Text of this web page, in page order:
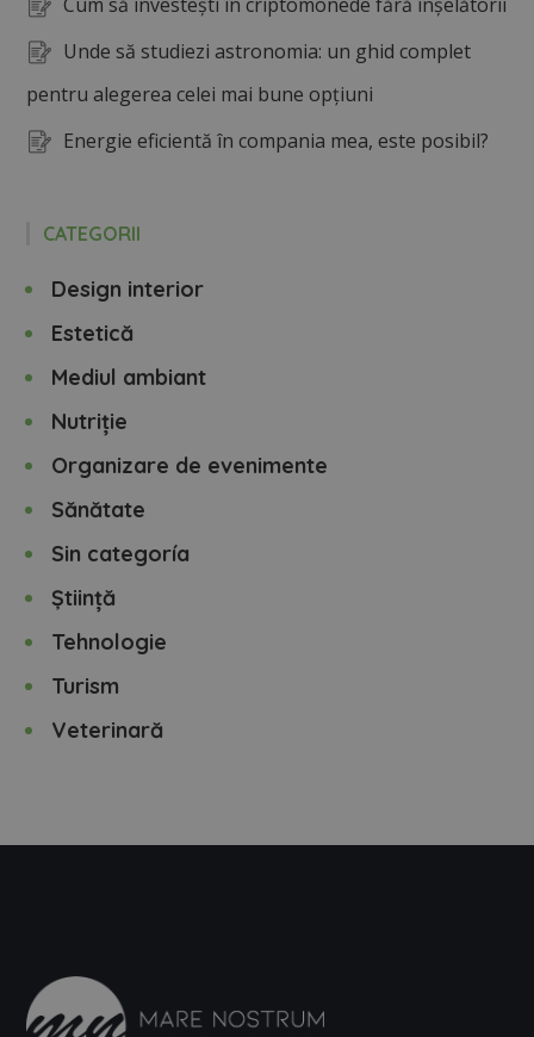
Unde să studiezi astronomia: un ghid complet
pentru alegerea celei mai bune opțiuni
Energie eficientă în compania mea, este posibil?
CATEGORII
Design interior
Estetică
Mediul ambiant
Nutriție
Organizare de evenimente
Sănătate
Sin categoría
Știință
Tehnologie
Turism
Veterinară